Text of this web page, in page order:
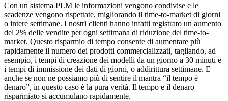
Con un sistema PLM le informazioni vengono condivise e le
scadenze vengono rispettate, migliorando il time-to-market di giorni
o intere settimane. I nostri clienti hanno infatti registrato un aumento
del 2% delle vendite per ogni settimana di riduzione del time-to-
market. Questo risparmio di tempo consente di aumentare più
rapidamente il numero dei prodotti commercializzati, tagliando, ad
esempio, i tempi di creazione dei modelli da un giorno a 30 minuti e
i tempi di immissione dei dati di giorni, o addirittura settimane. E
anche se non ne possiamo più di sentire il mantra “il tempo è
denaro”, in questo caso è la pura verità. Il tempo e il denaro
risparmiato si accumulano rapidamente.